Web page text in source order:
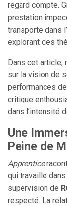
regard compte.
prestation
transporte dans
explorant des
Dans cet
sur la vision de
performances
critique
dans l’intensité
Une
Peine de
Apprentice
qui travaille
supervision de
respecté. La